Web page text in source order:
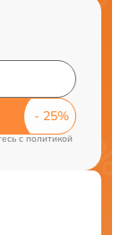
cполитикой